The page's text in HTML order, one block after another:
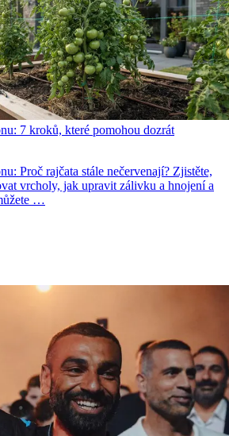
7 kroků, které pomohou dozrát
Proč rajčata stále nečervenají? Zjistěte,
vrcholy, jak upravit zálivku a hnojení a
…